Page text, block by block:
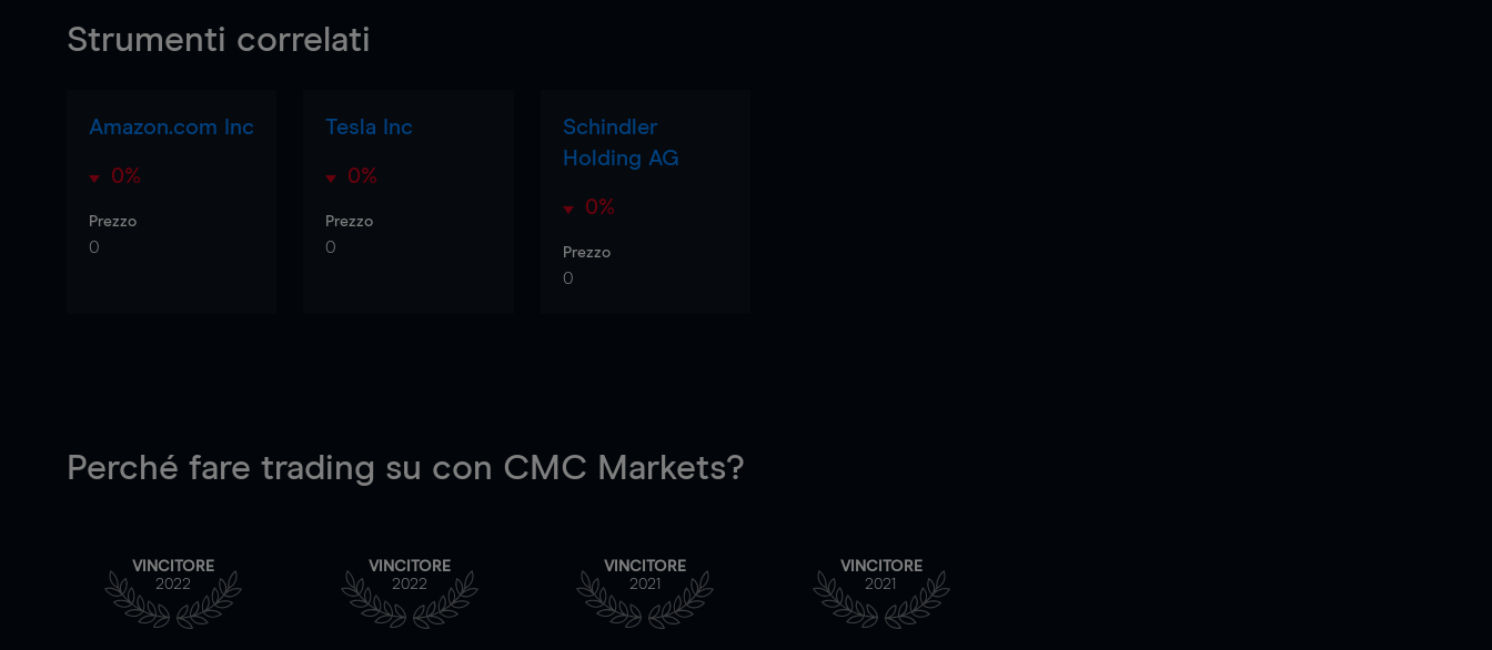
Strumenti correlati
Amazon.com Inc
0%
Prezzo
0
Tesla Inc
0%
Prezzo
0
Schindler
Holding AG
0%
Prezzo
0
Perché fare trading su con CMC Markets?
VINCITORE
2022
VINCITORE
2022
VINCITORE
2021
VINCITORE
2021